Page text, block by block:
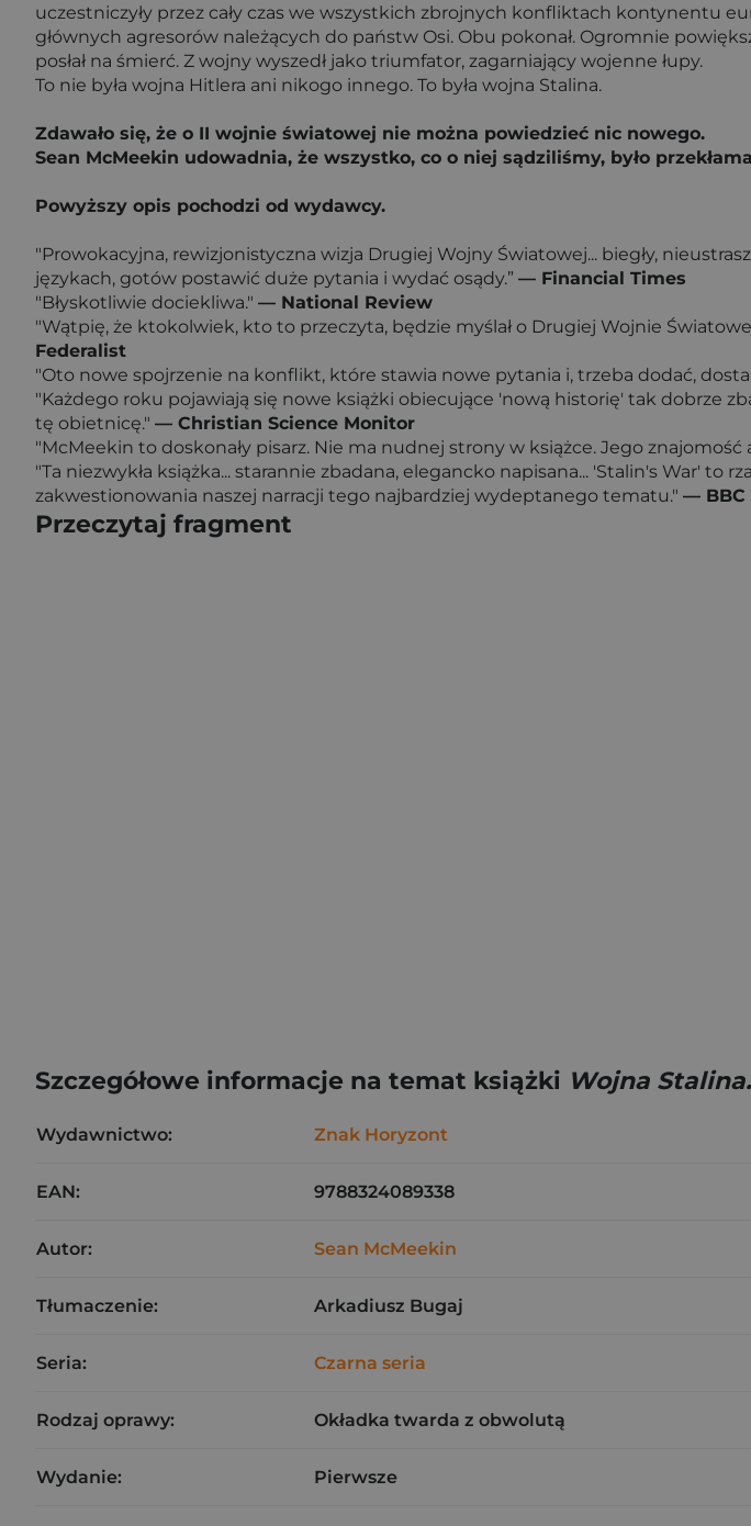
uczestniczyły przez cały czas we wszystkich zbrojnych konfliktach kontynentu
głównych agresorów należących do państw Osi. Obu pokonał. Ogromnie
posłał na śmierć. Z wojny wyszedł jako triumfator, zagarniający wojenne łupy.
To nie była wojna Hitlera ani nikogo innego. To była wojna Stalina.
Zdawało się, że o II wojnie światowej nie można powiedzieć nic nowego.
Sean McMeekin udowadnia, że wszystko, co o niej sądziliśmy, było
Powyższy opis pochodzi od wydawcy.
"Prowokacyjna, rewizjonistyczna wizja Drugiej Wojny Światowej... biegły,
językach, gotów postawić duże pytania i wydać osądy.” — Financial Times
"Błyskotliwie dociekliwa." — National Review
"Wątpię, że ktokolwiek, kto to przeczyta, będzie myślał o Drugiej Wojnie
Federalist
"Oto nowe spojrzenie na konflikt, które stawia nowe pytania i, trzeba dodać,
"Każdego roku pojawiają się nowe książki obiecujące 'nową historię' tak dobrze
tę obietnicę." — Christian Science Monitor
"McMeekin to doskonały pisarz. Nie ma nudnej strony w książce. Jego
"Ta niezwykła książka... starannie zbadana, elegancko napisana... 'Stalin's War'
zakwestionowania naszej narracji tego najbardziej wydeptanego tematu." — BBC
Przeczytaj fragment
Szczegółowe informacje na temat książki Wojna
Wydawnictwo: Znak Horyzont
EAN: 9788324089338
Autor: Sean McMeekin
Tłumaczenie: Arkadiusz Bugaj
Seria: Czarna seria
Rodzaj oprawy: Okładka twarda z obwolutą
Wydanie: Pierwsze